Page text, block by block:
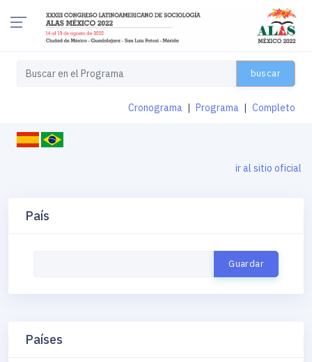
buscar
Cronograma Programa Completo
ir al sitio oficial
País
Países